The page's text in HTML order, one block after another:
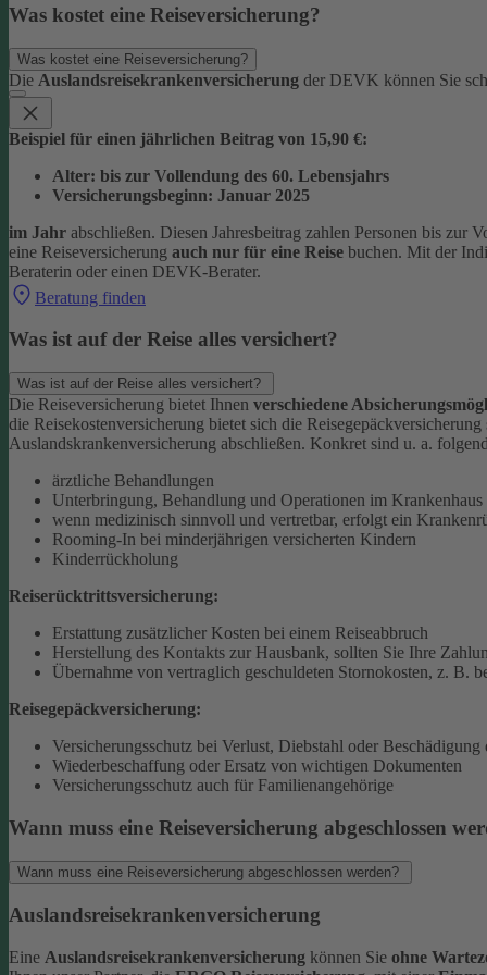
Was kostet eine Reiseversicherung?
Was kostet eine Reiseversicherung?
Die Auslandsreisekrankenversicherung der DEVK können Sie
Beispiel für einen jährlichen Beitrag von 15,90 €:
Alter: bis zur Vollendung des 60. Lebensjahrs
Versicherungsbeginn: Januar 2025
im Jahr abschließen. Diesen Jahresbeitrag zahlen Personen bis zur
eine Reiseversicherung auch nur für eine Reise buchen. Mit der
Beraterin oder einen DEVK-Berater.
Beratung finden
Was ist auf der Reise alles versichert?
Was ist auf der Reise alles versichert?
Die Reiseversicherung bietet Ihnen verschiedene
die Reisekostenversicherung bietet sich die
Auslandskrankenversicherung abschließen. Konkret sind u. a.
ärztliche Behandlungen
Unterbringung, Behandlung und Operationen im
wenn medizinisch sinnvoll und vertretbar, erfolgt ein
Rooming-In bei minderjährigen versicherten Kindern
Kinderrückholung
Reiserücktrittsversicherung:
Erstattung zusätzlicher Kosten bei einem Reiseabbruch
Herstellung des Kontakts zur Hausbank, sollten Sie Ihre
Übernahme von vertraglich geschuldeten Stornokosten, z. B.
Reisegepäckversicherung:
Versicherungsschutz bei Verlust, Diebstahl oder Beschädigung
Wiederbeschaffung oder Ersatz von wichtigen Dokumenten
Versicherungsschutz auch für Familienangehörige
Wann muss eine Reiseversicherung abgeschlossen
Wann muss eine Reiseversicherung abgeschlossen werden?
Auslandsreisekrankenversicherung
Eine Auslandsreisekrankenversicherung können Sie ohne